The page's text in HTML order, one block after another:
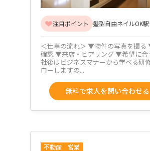
注目ポイント 髪型自由ネイルOK
＜仕事の流れ＞ ▼物件の写真を撮
確認 ▼来店・ヒアリング ▼希望に
社後はビジネスマナーから学べる研
ローしますの...
無料で求人を問い合わせる
不動産 営業